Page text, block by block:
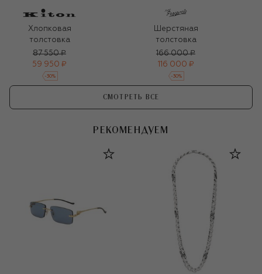
Хлопковая
толстовка
87 550 ₽
59 950 ₽
-30%
Шерстяная
толстовка
166 000 ₽
116 000 ₽
-30%
СМОТРЕТЬ ВСЕ
РЕКОМЕНДУЕМ